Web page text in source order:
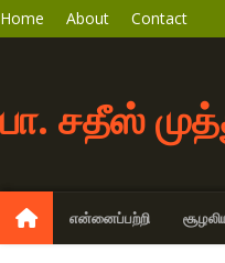
Home About Contact
பா. சதீஸ்
என்னைப்பற்றி